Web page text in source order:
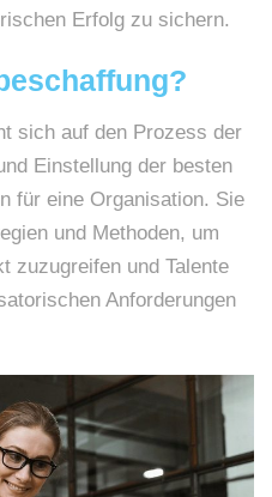
Erfolg zu sichern.
sich auf den Prozess der
Einstellung der besten
für eine Organisation. Sie
und Methoden, um
zuzugreifen und Talente
Anforderungen